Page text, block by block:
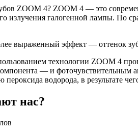
ZOOM 4? ZOOM 4 — это
излучения галогенной лампы. По
выраженный эффект — оттенок
технологии ZOOM 4
— и фоточувствительным
пероксида водорода, в результате
нас?